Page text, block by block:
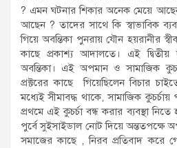
? এমন ঘটনার শিকার অনেক মেয়ে আছেন
আছেন ? তাদের সাথে কি স্বাভাবিক
গিয়ে অবন্তিকা পুনরায় যৌন হয়রানীর
কাছে প্রকাশ্য আদালতে। এই
অবন্তিকা। এই অপমান ও সামাজিক
প্রক্টরের কাছে গিয়েছিলেন বিচার
মধ্যেই সীমাবদ্ধ থাকে, সামাজিক
প্রথমে এই কুচর্চা বন্ধ করার ব্যবস্থা
পুর্বে সুইসাইডাল নোট দিয়ে অন্ততপক্ষে
সমাজের কাছে , নিরব প্রতিবাদ করে